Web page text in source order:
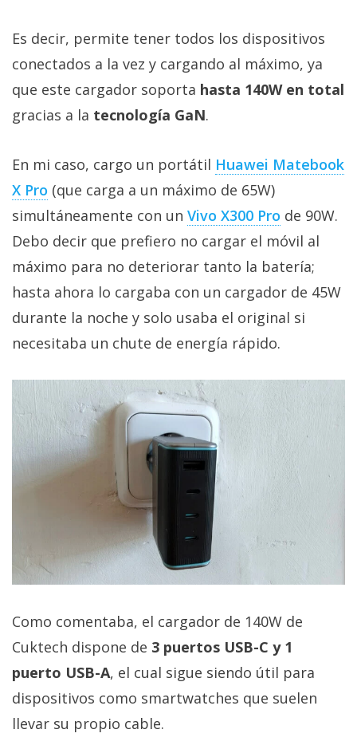
de
privacidad
/
Legal
El medio de
comunicación
digital donde
encontrarás
noticias sobre
tecnología,
móviles,
ordenadores,
informática,
videojuegos,
comparativas,
tutoriales.
El Grupo
Informático
(CC) 2006-
2026.Algunos
derechos
Es decir, permite tener todos los dispositivos
conectados a la vez y cargando al máximo, ya
que este cargador soporta hasta 140W en total
gracias a la tecnología GaN.
En mi caso, cargo un portátil Huawei Matebook
X Pro (que carga a un máximo de 65W)
simultáneamente con un Vivo X300 Pro‎ de 90W.
Debo decir que prefiero no cargar el móvil al
máximo para no deteriorar tanto la batería;
hasta ahora lo cargaba con un cargador de 45W
durante la noche y solo usaba el original si
necesitaba un chute de energía rápido.
Como comentaba, el cargador de 140W de
Cuktech dispone de 3 puertos USB-C y 1
puerto USB-A, el cual sigue siendo útil para
dispositivos como smartwatches que suelen
llevar su propio cable.